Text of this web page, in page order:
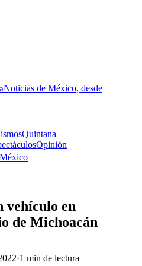
Noticias de México, desde
Quintana
Opinión
vehículo en
de Michoacán
·1 min de lectura